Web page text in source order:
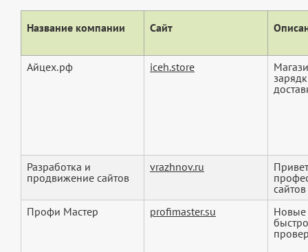
Название компании Сайт
Айцех.рф iceh.store
Разработка и
продвижение сайтов
vrazhnov.ru
Профи Мастер
profimaster.su
Новые